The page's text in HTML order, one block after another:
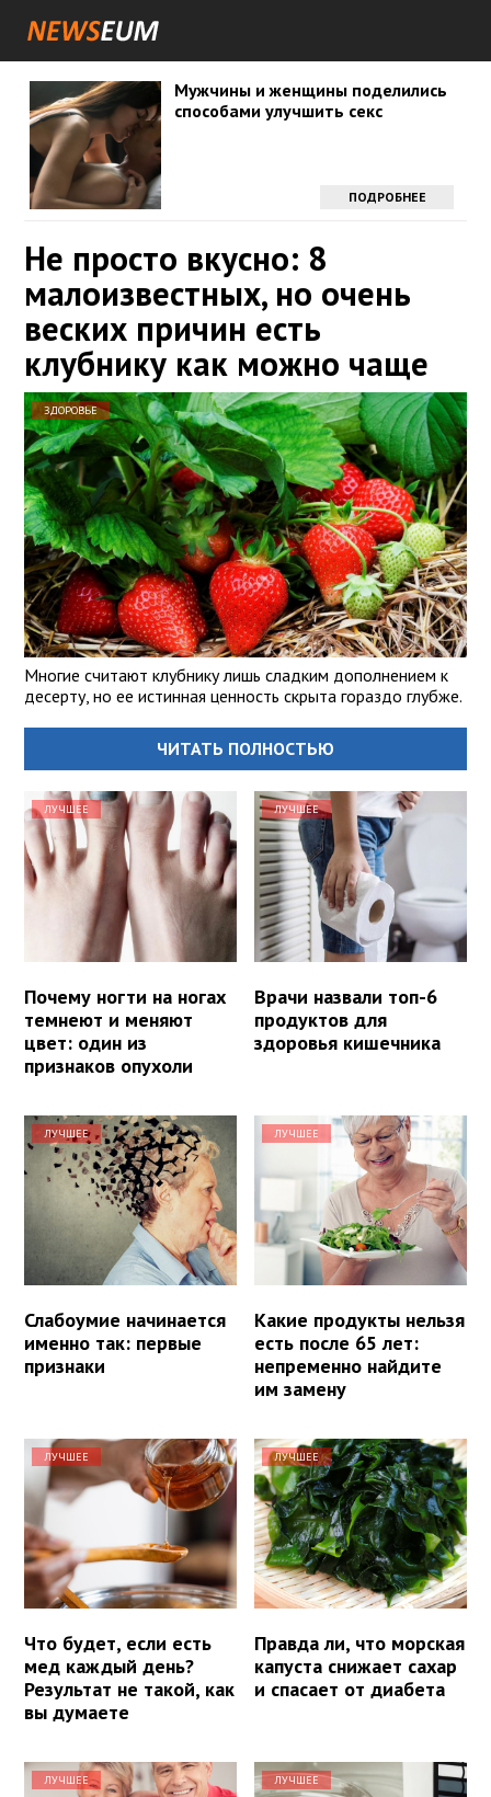
Мужчины и женщины поделились
способами улучшить секс
ПОДРОБНЕЕ
Не просто вкусно: 8
малоизвестных, но очень
веских причин есть
клубнику как можно чаще
ЗДОРОВЬЕ
Многие считают клубнику лишь сладким дополнением к
десерту, но ее истинная ценность скрыта гораздо глубже.
ЧИТАТЬ ПОЛНОСТЬЮ
ЛУЧШЕЕ
Почему ногти на ногах
темнеют и меняют
цвет: один из
признаков опухоли
ЛУЧШЕЕ
Врачи назвали топ-6
продуктов для
здоровья кишечника
ЛУЧШЕЕ
Слабоумие начинается
именно так: первые
признаки
ЛУЧШЕЕ
Какие продукты нельзя
есть после 65 лет:
непременно найдите
им замену
ЛУЧШЕЕ
Что будет, если есть
мед каждый день?
Результат не такой, как
вы думаете
ЛУЧШЕЕ
Правда ли, что морская
капуста снижает сахар
и спасает от диабета
ЛУЧШЕЕ ЛУЧШЕЕ